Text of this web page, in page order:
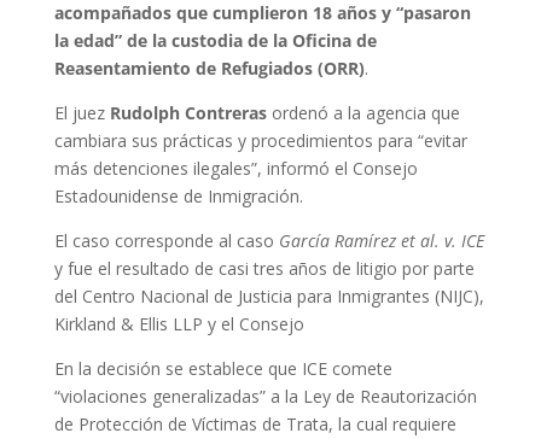
acompañados que cumplieron 18 años y “pasaron
la edad” de la custodia de la Oficina de
Reasentamiento de Refugiados (ORR).
El juez Rudolph Contrerasordenó a la agencia que
cambiara sus prácticas y procedimientos para “evitar
más detenciones ilegales”, informó el Consejo
Estadounidense de Inmigración.
El caso corresponde al caso García Ramírez et al. v. ICE
y fue el resultado de casi tres años de litigio por parte
del Centro Nacional de Justicia para Inmigrantes (NIJC),
Kirkland & Ellis LLP y el Consejo
En la decisión se establece que ICE comete
“violaciones generalizadas” a la Ley de Reautorización
de Protección de Víctimas de Trata, la cual requiere